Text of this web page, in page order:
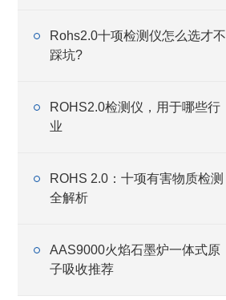
Rohs2.0十项检测仪怎么选才不
踩坑?
ROHS2.0检测仪，用于哪些行
业
ROHS 2.0：十项有害物质检测
全解析
AAS9000火焰石墨炉一体式原
子吸收推荐